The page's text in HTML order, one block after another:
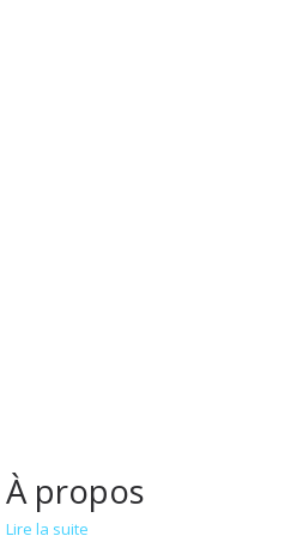
À propos
Lire la suite